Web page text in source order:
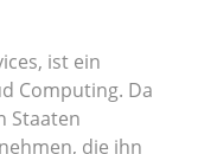
ist ein
Computing. Da
Staaten
die ihn